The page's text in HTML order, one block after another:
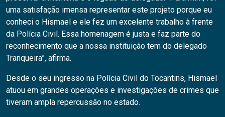
uma satisfação imensa representar este projeto porque eu
conheci o Hismael e ele fez um excelente trabalho à frente
da Polícia Civil. Essa homenagem é justa e faz parte do
reconhecimento que a nossa instituição tem do delegado
Tranqueira”, afirma.
Desde o seu ingresso na Polícia Civil do Tocantins, Hismael
atuou em grandes operações e investigações de crimes que
tiveram ampla repercussão no estado.